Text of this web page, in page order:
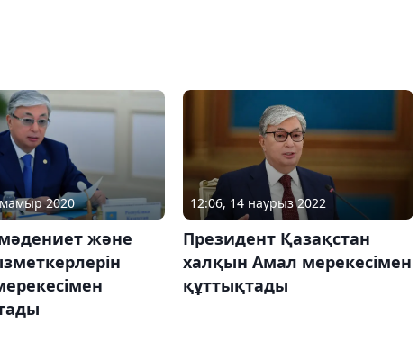
2020
және
12:06, 14 наурыз 2022
Президент Қазақстан
халқын Амал мерекесімен
құттықтады